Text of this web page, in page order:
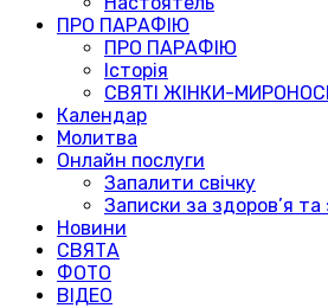
ПРО ПАРАФІЮ
ПРО ПАРАФІЮ
Історія
СВЯТІ ЖІНКИ-
Календар
Молитва
Онлайн послуги
Запалити свічку
Записки за здоров’я та
Новини
СВЯТА
ФОТО
ВІДЕО